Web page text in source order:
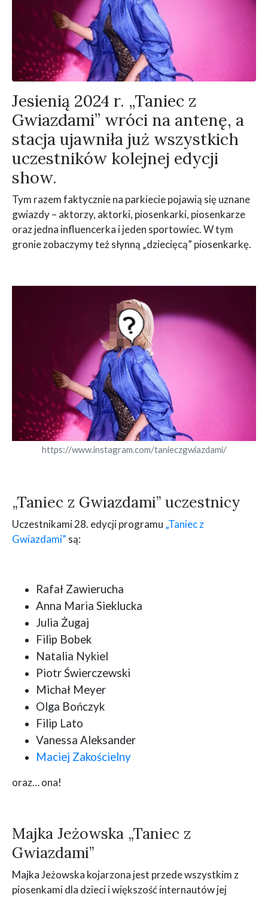
Jesienią 2024 r. „Taniec z
Gwiazdami” wróci na antenę, a
stacja ujawniła już wszystkich
uczestników kolejnej edycji
show.
Tym razem faktycznie na parkiecie pojawią się uznane
gwiazdy – aktorzy, aktorki, piosenkarki, piosenkarze
oraz jedna influencerka i jeden sportowiec. W tym
gronie zobaczymy też słynną „dziecięcą” piosenkarkę.
https://www.instagram.com/tanieczgwiazdami/
„Taniec z Gwiazdami” uczestnicy
Uczestnikami 28. edycji programu „Taniec z
Gwiazdami” są:
Rafał Zawierucha
Anna Maria Sieklucka
Julia Żugaj
Filip Bobek
Natalia Nykiel
Piotr Świerczewski
Michał Meyer
Olga Bończyk
Filip Lato
Vanessa Aleksander
Maciej Zakościelny
oraz… ona!
Majka Jeżowska „Taniec z
Gwiazdami”
Majka Jeżowska kojarzona jest przede wszystkim z
piosenkami dla dzieci i większość internautów jej